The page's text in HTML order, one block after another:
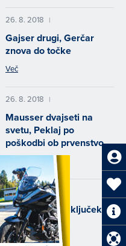
26. 8. 2018 |
Gajser drugi, Gerčar
znova do točke
Več
26. 8. 2018 |
Mausser dvajseti na
svetu, Peklaj po
poškodbi ob prvenstvo
20. 8. 2018 |
Motošportni zaključek
počitnic
Več